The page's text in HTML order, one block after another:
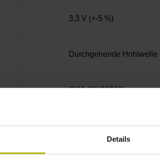
Details
3,3 V (+-5 %)
Durchgehende
IP00 (EN60529)
-30/+115 °C